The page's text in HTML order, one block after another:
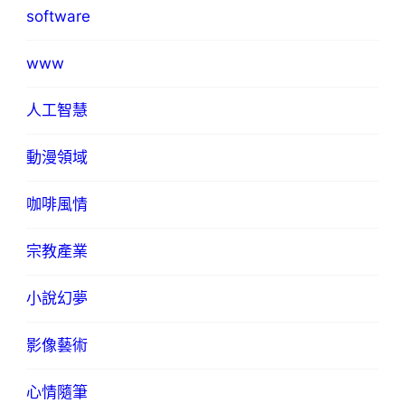
software
www
人工智慧
動漫領域
咖啡風情
宗教產業
小說幻夢
影像藝術
心情隨筆